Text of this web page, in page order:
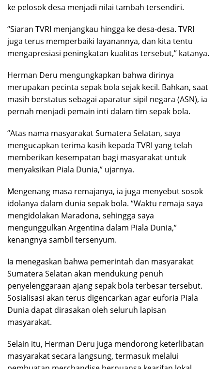
ke pelosok desa menjadi nilai tambah tersendiri.
“Siaran TVRI menjangkau hingga ke desa-desa. TVRI
juga terus memperbaiki layanannya, dan kita tentu
mengapresiasi peningkatan kualitas tersebut,” katanya.
Herman Deru mengungkapkan bahwa dirinya
merupakan pecinta sepak bola sejak kecil. Bahkan, saat
masih berstatus sebagai aparatur sipil negara (ASN), ia
pernah menjadi pemain inti dalam tim sepak bola.
“Atas nama masyarakat Sumatera Selatan, saya
mengucapkan terima kasih kepada TVRI yang telah
memberikan kesempatan bagi masyarakat untuk
menyaksikan Piala Dunia,” ujarnya.
Mengenang masa remajanya, ia juga menyebut sosok
idolanya dalam dunia sepak bola. “Waktu remaja saya
mengidolakan Maradona, sehingga saya
mengunggulkan Argentina dalam Piala Dunia,”
kenangnya sambil tersenyum.
Ia menegaskan bahwa pemerintah dan masyarakat
Sumatera Selatan akan mendukung penuh
penyelenggaraan ajang sepak bola terbesar tersebut.
Sosialisasi akan terus digencarkan agar euforia Piala
Dunia dapat dirasakan oleh seluruh lapisan
masyarakat.
Selain itu, Herman Deru juga mendorong keterlibatan
masyarakat secara langsung, termasuk melalui